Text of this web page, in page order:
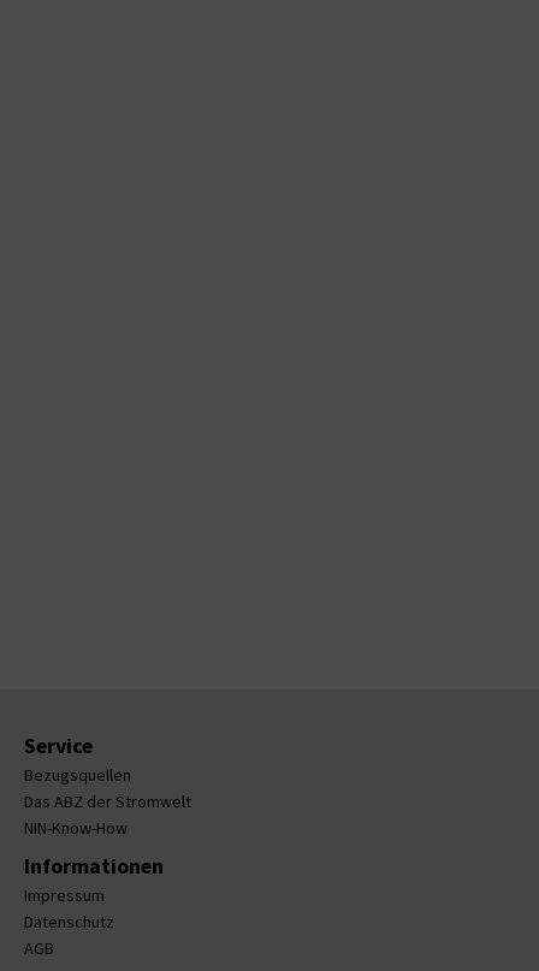
Service
Bezugsquellen
Das ABZ der Stromwelt
NIN-Know-How
Informationen
Impressum
Datenschutz
AGB